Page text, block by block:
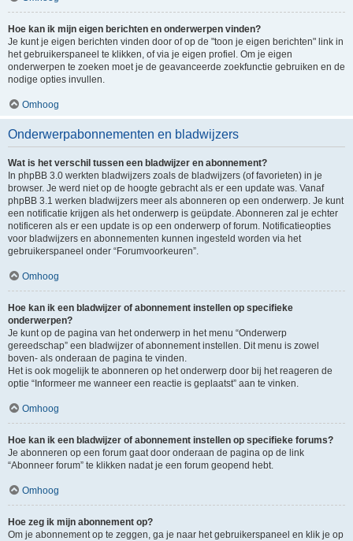
Hoe kan ik mijn eigen berichten en onderwerpen vinden?
Je kunt je eigen berichten vinden door of op de "toon je eigen berichten" link in
het gebruikerspaneel te klikken, of via je eigen profiel. Om je eigen
onderwerpen te zoeken moet je de geavanceerde zoekfunctie gebruiken en de
nodige opties invullen.
Omhoog
Onderwerpabonnementen en bladwijzers
Wat is het verschil tussen een bladwijzer en abonnement?
In phpBB 3.0 werkten bladwijzers zoals de bladwijzers (of favorieten) in je
browser. Je werd niet op de hoogte gebracht als er een update was. Vanaf
phpBB 3.1 werken bladwijzers meer als abonneren op een onderwerp. Je kunt
een notificatie krijgen als het onderwerp is geüpdate. Abonneren zal je echter
notificeren als er een update is op een onderwerp of forum. Notificatieopties
voor bladwijzers en abonnementen kunnen ingesteld worden via het
gebruikerspaneel onder “Forumvoorkeuren”.
Omhoog
Hoe kan ik een bladwijzer of abonnement instellen op specifieke
onderwerpen?
Je kunt op de pagina van het onderwerp in het menu “Onderwerp
gereedschap” een bladwijzer of abonnement instellen. Dit menu is zowel
boven- als onderaan de pagina te vinden.
Het is ook mogelijk te abonneren op het onderwerp door bij het reageren de
optie “Informeer me wanneer een reactie is geplaatst” aan te vinken.
Omhoog
Hoe kan ik een bladwijzer of abonnement instellen op specifieke forums?
Je abonneren op een forum gaat door onderaan de pagina op de link
“Abonneer forum” te klikken nadat je een forum geopend hebt.
Omhoog
Hoe zeg ik mijn abonnement op?
Om je abonnement op te zeggen, ga je naar het gebruikerspaneel en klik je op